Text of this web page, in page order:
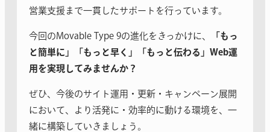
営業支援まで一貫したサポートを行っています。
今回のMovable Type 9の進化をきっかけに、
「もっ
と簡単に」「もっと早く」「もっと伝わる」Web運
用を実現してみませんか？
ぜひ、今後のサイト運用・更新・キャンペーン展開
において、より活発に・効率的に動ける環境を、一
緒に構築していきましょう。